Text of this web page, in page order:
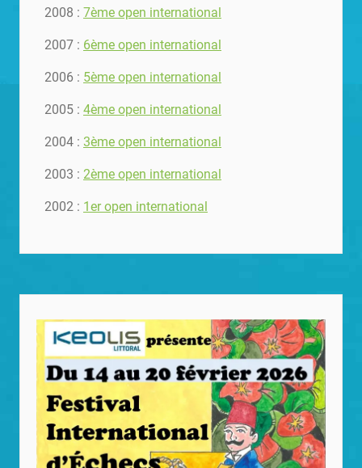
2008 : 7ème open international
2007 : 6ème open international
2006 : 5ème open international
2005 : 4ème open international
2004 : 3ème open international
2003 : 2ème open international
2002 : 1er open international